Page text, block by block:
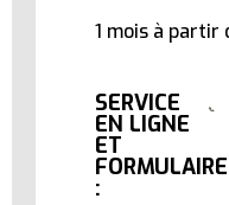
1 mois à partir
SERVICE
EN LIGNE
ET
FORMULAIRE
: